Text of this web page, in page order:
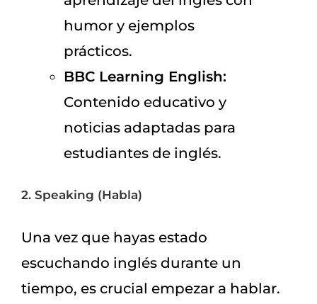
humor y ejemplos
prácticos.
BBC Learning English:
Contenido educativo y
noticias adaptadas para
estudiantes de inglés.
2. Speaking (Habla)
Una vez que hayas estado
escuchando inglés durante un
tiempo, es crucial empezar a hablar.